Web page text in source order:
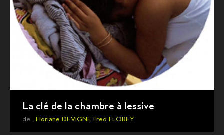
La clé de la chambre à lessive
de , Floriane DEVIGNE Fred FLOREY